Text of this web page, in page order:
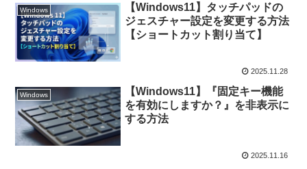
Windows
【Windows11】タッチパッドの
ジェスチャー設定を変更する方法
【ショートカット割り当て】
2025.11.28
Windows
【Windows11】『固定キー機能
を有効にしますか？』を非表示に
する方法
2025.11.16